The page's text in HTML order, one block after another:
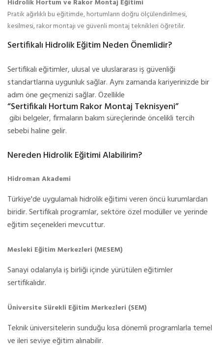
Hidrolik Hortum ve Rakor Montaj Eğitimi
Pratik ağırlıklı bu eğitimde, hortumların doğru ölçülendirilmesi,
kesilmesi, rakor montajı ve güvenli montaj teknikleri öğretilir.
Sertifikalı Hidrolik Eğitim Neden Önemlidir?
Sertifikalı eğitimler, ulusal ve uluslararası iş güvenliği
standartlarına uygunluk sağlar. Aynı zamanda kariyerinizde bir
adım öne geçmenizi sağlar. Özellikle
“Sertifikalı Hortum Rakor Montaj Teknisyeni”
gibi belgeler, firmaların bakım süreçlerinde öncelikli tercih
sebebi haline gelir.
Nereden Hidrolik Eğitimi Alabilirim?
Hidroman Akademi
Türkiye'de uygulamalı hidrolik eğitimi veren öncü kurumlardan
biridir. Sertifikalı programlar, sektöre özel modüller ve yerinde
eğitim seçenekleri mevcuttur.
Mesleki Eğitim Merkezleri (MESEM)
Sanayi odalarıyla iş birliği içinde yürütülen eğitimler
sertifikalıdır.
Üniversite Sürekli Eğitim Merkezleri (SEM)
Teknik üniversitelerin sunduğu kısa dönemli programlarla temel
ve ileri seviye eğitim alınabilir.